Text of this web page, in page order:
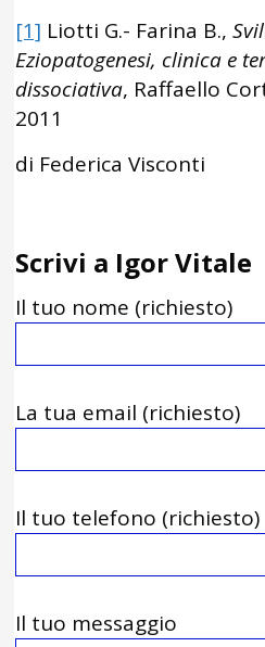
[1] Liotti G.- Farina B.,
Eziopatogenesi, clinica e
dissociativa, Raffaello
2011
di Federica Visconti
Scrivi a Igor Vitale
Il tuo nome (richiesto)
La tua email (richiesto)
Il tuo telefono (richiesto)
Il tuo messaggio